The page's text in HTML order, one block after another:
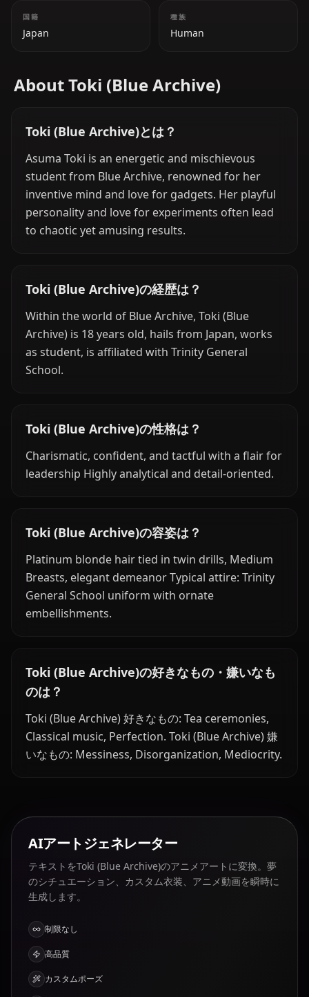
国籍
Japan
種族
Human
About Toki (Blue Archive)
Toki (Blue Archive)とは？
Asuma Toki is an energetic and mischievous
student from Blue Archive, renowned for her
inventive mind and love for gadgets. Her playful
personality and love for experiments often lead
to chaotic yet amusing results.
Toki (Blue Archive)の経歴は？
Within the world of Blue Archive, Toki (Blue
Archive) is 18 years old, hails from Japan, works
as student, is affiliated with Trinity General
School.
Toki (Blue Archive)の性格は？
Charismatic, confident, and tactful with a flair for
leadership Highly analytical and detail-oriented.
Toki (Blue Archive)の容姿は？
Platinum blonde hair tied in twin drills, Medium
Breasts, elegant demeanor Typical attire: Trinity
General School uniform with ornate
embellishments.
Toki (Blue Archive)の好きなもの・嫌いなも
のは？
Toki (Blue Archive) 好きなもの: Tea ceremonies,
Classical music, Perfection. Toki (Blue Archive) 嫌
いなもの: Messiness, Disorganization, Mediocrity.
AIアートジェネレーター
テキストをToki (Blue Archive)のアニメアートに変換。夢
のシチュエーション、カスタム衣装、アニメ動画を瞬時に
生成します。
制限なし
高品質
カスタムポーズ